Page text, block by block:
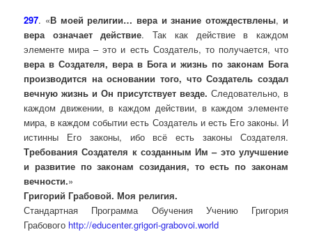
297. «В моей религии… вера и знание отождествлены, и
вера означает действие. Так как действие в каждом
элементе мира – это и есть Создатель, то получается, что
вера в Создателя, вера в Бога и жизнь по законам Бога
производится на основании того, что Создатель создал
вечную жизнь и Он присутствует везде. Следовательно, в
каждом движении, в каждом действии, в каждом элементе
мира, в каждом событии есть Создатель и есть Его законы. И
истинны Его законы, ибо всё есть законы Создателя.
Требования Создателя к созданным Им – это улучшение
и развитие по законам созидания, то есть по законам
вечности.»
Григорий Грабовой. Моя религия.
Стандартная Программа Обучения Учению Григория
Грабового http://educenter.grigori-grabovoi.world